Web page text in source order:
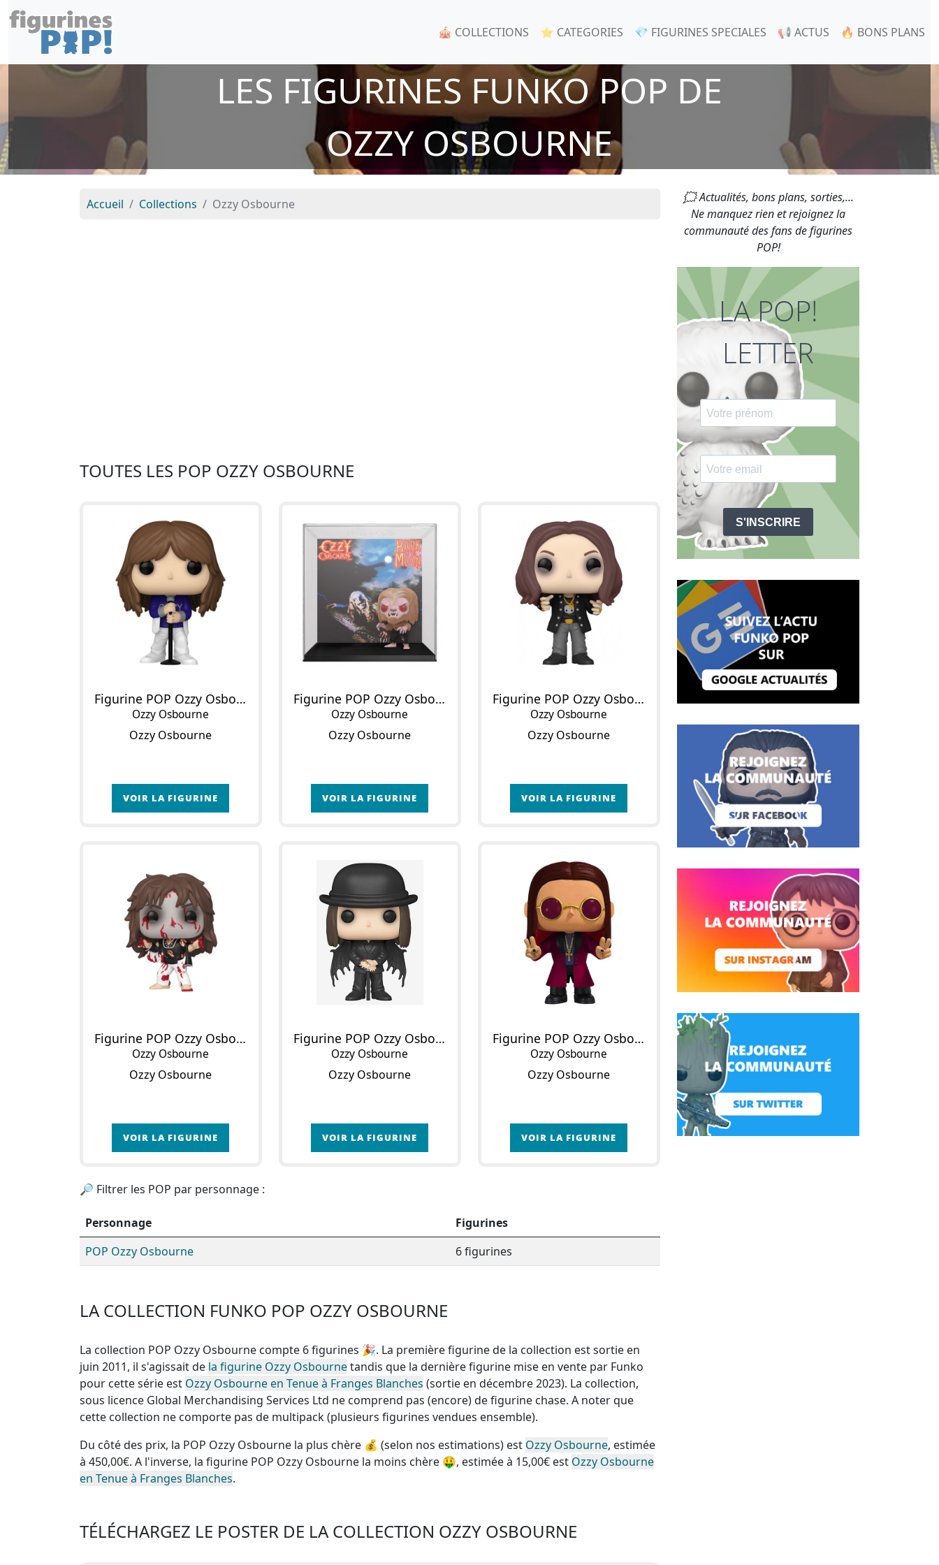
🎪 COLLECTIONS ⭐ CATEGORIES 💎 FIGURINES SPECIALES 📢 ACTUS 🔥 BONS PLANS
LES FIGURINES FUNKO POP DE
OZZY OSBOURNE
Accueil Collections Ozzy Osbourne
TOUTES LES POP OZZY OSBOURNE
Figurine POP Ozzy Osbourne en Tenue à Franges Blanches
Ozzy Osbourne
Ozzy Osbourne
VOIR LA FIGURINE
Figurine POP Ozzy Osbourne : Bark at the Moon
Ozzy Osbourne
Ozzy Osbourne
VOIR LA FIGURINE
Figurine POP Ozzy Osbourne
Ozzy Osbourne
Ozzy Osbourne
VOIR LA FIGURINE
Figurine POP Ozzy Osbourne : Diary of a Madman
Ozzy Osbourne
Ozzy Osbourne
VOIR LA FIGURINE
Figurine POP Ozzy Osbourne (Ordinaire)
Ozzy Osbourne
Ozzy Osbourne
VOIR LA FIGURINE
Figurine POP Ozzy Osbourne
Ozzy Osbourne
Ozzy Osbourne
VOIR LA FIGURINE
🔎 Filtrer les POP par personnage :
Personnage
Figurines
POP Ozzy Osbourne
6 figurines
LA COLLECTION FUNKO POP OZZY OSBOURNE
La collection POP Ozzy Osbourne compte 6 figurines 🎉. La première figurine de la collection est sortie en
juin 2011, il s'agissait de la figurine Ozzy Osbournetandis que la dernière figurine mise en vente par Funko
pour cette série est Ozzy Osbourne en Tenue à Franges Blanches (sortie en décembre 2023). La collection,
sous licence Global Merchandising Services Ltd ne comprend pas (encore) de figurine chase. A noter que
cette collection ne comporte pas de multipack (plusieurs figurines vendues ensemble).
Du côté des prix, la POP Ozzy Osbourne la plus chère 💰 (selon nos estimations) est Ozzy Osbourne, estimée
à 450,00€. A l'inverse, la figurine POP Ozzy Osbourne la moins chère 🤑, estimée à 15,00€ est Ozzy Osbourne
en Tenue à Franges Blanches.
TÉLÉCHARGEZ LE POSTER DE LA COLLECTION OZZY OSBOURNE
🗯 Actualités, bons plans, sorties,...
Ne manquez rien et rejoignez la
communauté des fans de figurines
POP!
LA POP!
LETTER
S'INSCRIRE